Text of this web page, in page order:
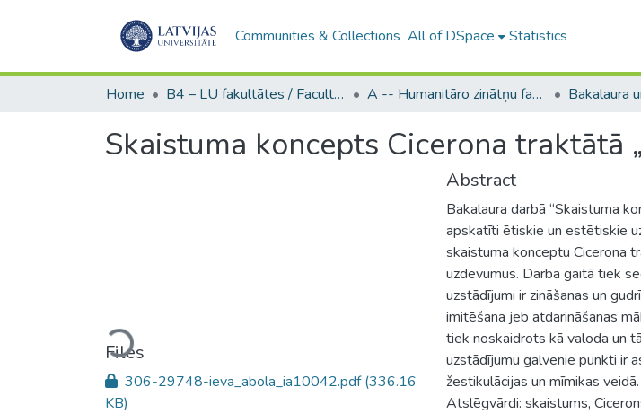
Communities & Collections All of DSpace Statistics
Home B4 – LU fakultātes / Faculties of the UL A -- Humanitāro zinātņu fakultāte / Faculty of Humanities
Skaistuma koncepts Cicerona traktātā
Loading...
Files
306-29748-ieva_abola_ia10042.pdf(336.16
KB)
Abstract
Bakalaura darbā “Skaistuma
apskatīti ētiskie un estētiskie
skaistuma konceptu Cicerona
uzdevumus. Darba gaitā tiek
uzstādījumi ir zināšanas un
imitēšana jeb atdarināšanas
tiek noskaidrots kā valoda un
uzstādījumu galvenie punkti ir
žestikulācijas un mīmikas veidā.
Atslēgvārdi: skaistums,